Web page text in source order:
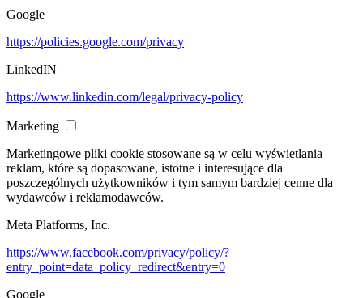
Google
https://policies.google.com/privacy
LinkedIN
https://www.linkedin.com/legal/privacy-policy
Marketing
Marketingowe pliki cookie stosowane są w celu wyświetlania
reklam, które są dopasowane, istotne i interesujące dla
poszczególnych użytkowników i tym samym bardziej cenne dla
wydawców i reklamodawców.
Meta Platforms, Inc.
https://www.facebook.com/privacy/policy/?
entry_point=data_policy_redirect&entry=0
Google